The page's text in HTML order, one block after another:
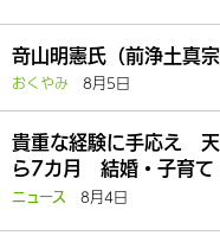
竒山明憲氏（前浄土真
おくやみ 8月5日
貴重な経験に手応え
ら7カ月 結婚・子育て
ニュース 8月4日